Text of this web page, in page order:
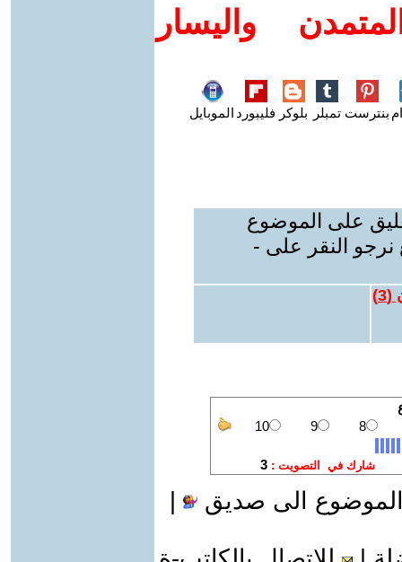
واليسار
بنترست تمبلر بلوكر فليبورد الموبايل
على الموضوع
نرجو النقر على -
(
3
)
الى صديق